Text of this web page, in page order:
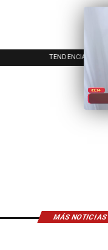
EVENTOS
MÁS NOTICIAS